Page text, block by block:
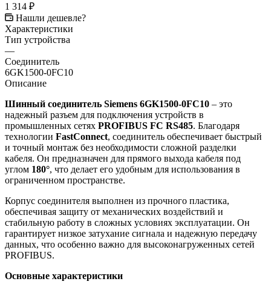
1 314 ₽
Нашли дешевле?
Характеристики
Тип устройства
—
Соединитель
6GK1500-0FC10
Описание
Шинный соединитель Siemens 6GK1500-0FC10 – это
надежный разъем для подключения устройств в
промышленных сетях PROFIBUS FC RS485. Благодаря
технологии FastConnect, соединитель обеспечивает быстрый
и точный монтаж без необходимости сложной разделки
кабеля. Он предназначен для прямого выхода кабеля под
углом 180°, что делает его удобным для использования в
ограниченном пространстве.
Корпус соединителя выполнен из прочного пластика,
обеспечивая защиту от механических воздействий и
стабильную работу в сложных условиях эксплуатации. Он
гарантирует низкое затухание сигнала и надежную передачу
данных, что особенно важно для высоконагруженных сетей
PROFIBUS.
Основные характеристики